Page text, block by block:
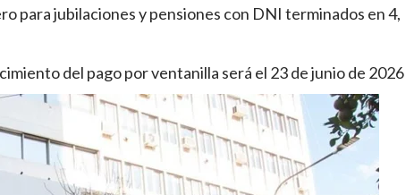
para jubilaciones y pensiones con DNI terminados en 4,
del pago por ventanilla será el 23 de junio de 2026